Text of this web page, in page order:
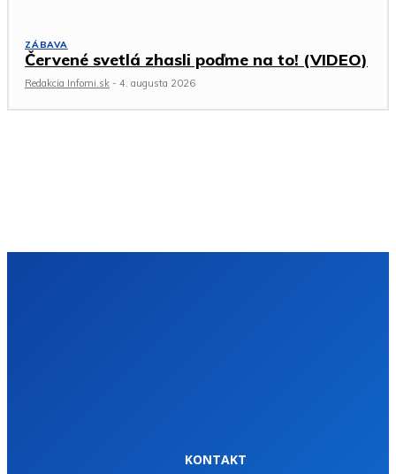
ZÁBAVA
Červené svetlá zhasli poďme na to! (VIDEO)
Redakcia Infomi.sk - 4. augusta 2026
KONTAKT